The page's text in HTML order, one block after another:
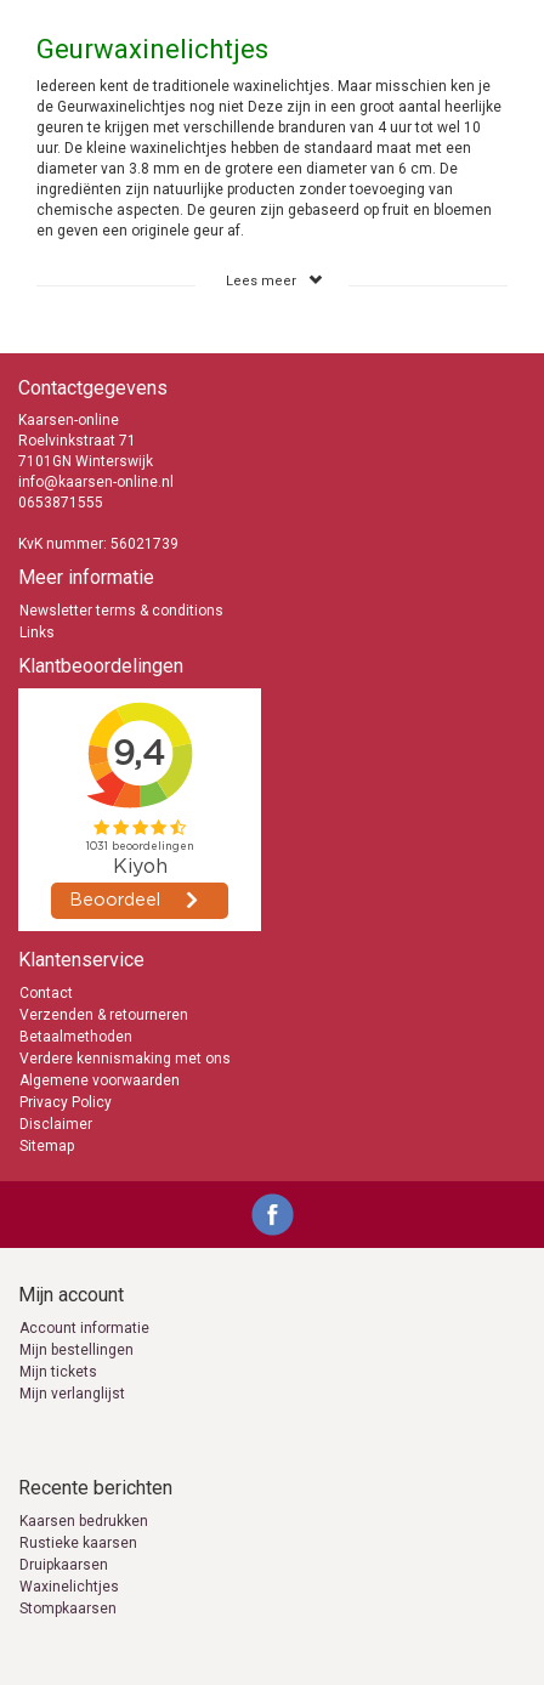
Geurwaxinelichtjes
Iedereen kent de traditionele waxinelichtjes. Maar misschien ken je
de Geurwaxinelichtjes nog niet Deze zijn in een groot aantal heerlijke
geuren te krijgen met verschillende branduren van 4 uur tot wel 10
uur. De kleine waxinelichtjes hebben de standaard maat met een
diameter van 3.8 mm en de grotere een diameter van 6 cm. De
ingrediënten zijn natuurlijke producten zonder toevoeging van
chemische aspecten. De geuren zijn gebaseerd op fruit en bloemen
en geven een originele geur af.
Het gebruik van de Geurwaxinelichtjes
vakantie gaat. In huis kan dat op elke gewenste plek en je kiest dan
is natuurlijk heel persoonlijk. Maar ook als je op een mooie
zomeravond buiten zitten te genieten van het heerlijk weer en lastig
wordt gevallen door die vreselijk vervelende muggen. Geen probleem
daar heb je keus uit 3 verschillende leuke uit diverse kleuren
bestaande theelichtjes. Ja als je op vakantie gaat en je komt in je
huurcaravan of vakantiehuisje dam hangt daar vaak een lucht die niet
te kortste keren is de lucht opgeklaard en kan je gaan genieten van je
in de woonkamer genieten van de gewone
natuurlijk ook. Deze zijn in vele branduren en aantal te bestellen.
Bolsius kwaliteit
Snelle levering
Op basis van natuurlijke exclusieve geuren
Kaarsen-online de Geurkaarsen specialist
Lage verzendkosten
info@kaarsen-online.nl
0653871555
Lees meer
Contactgegevens
Kaarsen-online
Roelvinkstraat 71
7101GN Winterswijk
info@kaarsen-online.nl
0653871555
KvK nummer: 56021739
Meer informatie
Newsletter terms & conditions
Links
Klantbeoordelingen
Klantenservice
Contact
Verzenden & retourneren
Betaalmethoden
Verdere kennismaking met ons
Algemene voorwaarden
Privacy Policy
Disclaimer
Sitemap
Mijn account
Account informatie
Mijn bestellingen
Mijn tickets
Mijn verlanglijst
Recente berichten
Kaarsen bedrukken
Rustieke kaarsen
Druipkaarsen
Waxinelichtjes
Stompkaarsen